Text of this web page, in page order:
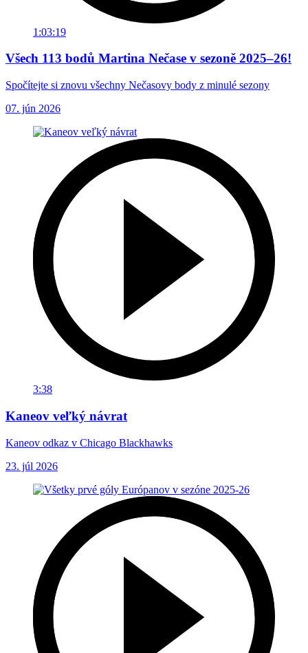
1:03:19
Všech 113 bodů Martina Nečase v sezoně 2025–26!
Spočítejte si znovu všechny Nečasovy body z minulé sezony
07. jún 2026
3:38
Kaneov veľký návrat
Kaneov odkaz v Chicago Blackhawks
23. júl 2026